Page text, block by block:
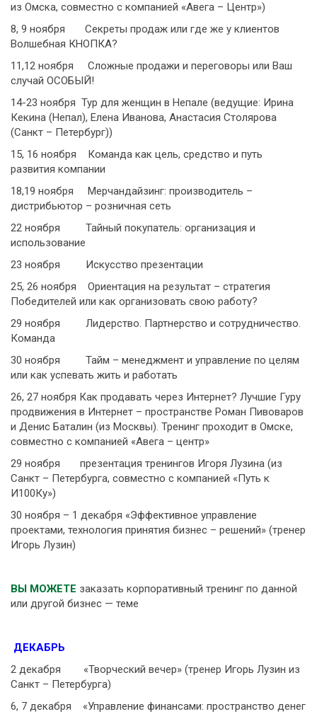
из Омска, совместно с компанией «Авега – Центр»)
8, 9 ноября Секреты продаж или где же у клиентов
Волшебная КНОПКА?
11,12 ноября Сложные продажи и переговоры или Ваш
случай ОСОБЫЙ!
14-23 ноября Тур для женщин в Непале (ведущие: Ирина
Кекина (Непал), Елена Иванова, Анастасия Столярова
(Санкт – Петербург))
15, 16 ноября Команда как цель, средство и путь
развития компании
18,19 ноября Мерчандайзинг: производитель –
дистрибьютор – розничная сеть
22 ноября Тайный покупатель: организация и
использование
23 ноября Искусство презентации
25, 26 ноября Ориентация на результат – стратегия
Победителей или как организовать свою работу?
29 ноября Лидерство. Партнерство и сотрудничество.
Команда
30 ноября Тайм – менеджмент и управление по целям
или как успевать жить и работать
26, 27 ноября Как продавать через Интернет? Лучшие Гуру
продвижения в Интернет – пространстве Роман Пивоваров
и Денис Баталин (из Москвы). Тренинг проходит в Омске,
совместно с компанией «Авега – центр»
29 ноября презентация тренингов Игоря Лузина (из
Санкт – Петербурга, совместно с компанией «Путь к
И100Ку»)
30 ноября – 1 декабря «Эффективное управление
проектами, технология принятия бизнес – решений» (тренер
Игорь Лузин)
ВЫ МОЖЕТЕ заказать корпоративный тренинг по данной
или другой бизнес — теме
ДЕКАБРЬ
2 декабря «Творческий вечер» (тренер Игорь Лузин из
Санкт – Петербурга)
6, 7 декабря «Управление финансами: пространство денег